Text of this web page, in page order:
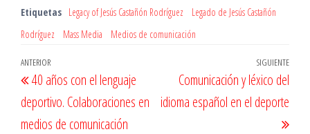
Etiquetas Legacy of Jesús Castañón Rodríguez
Legado de Jesús Castañón
Rodríguez
Mass Media Medios de comunicación
Navegación
de
entradas
Entrada
anterior
ANTERIOR
40 años con el lenguaje
deportivo. Colaboraciones en
medios de comunicación
SIGUIENTE
Comunicación y léxico del
idioma español en el deporte